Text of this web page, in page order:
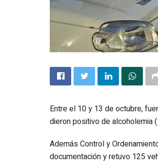
Entre el 10 y 13 de octubre,
dieron positivo de alcoholemia
Además Control y
documentación y retuvo 125